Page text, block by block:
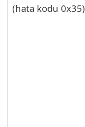
(hata kodu 0x35)